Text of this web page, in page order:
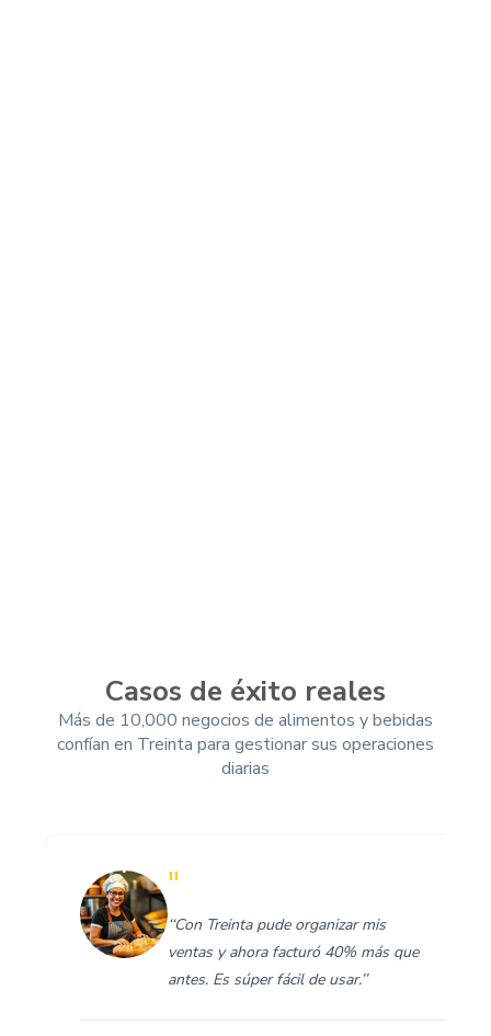
Casos de éxito reales
Más de 10,000 negocios de alimentos y bebidas
confían en Treinta para gestionar sus operaciones
diarias
"
‘‘Con Treinta pude organizar mis
ventas y ahora facturó 40% más que
antes. Es súper fácil de usar.’’